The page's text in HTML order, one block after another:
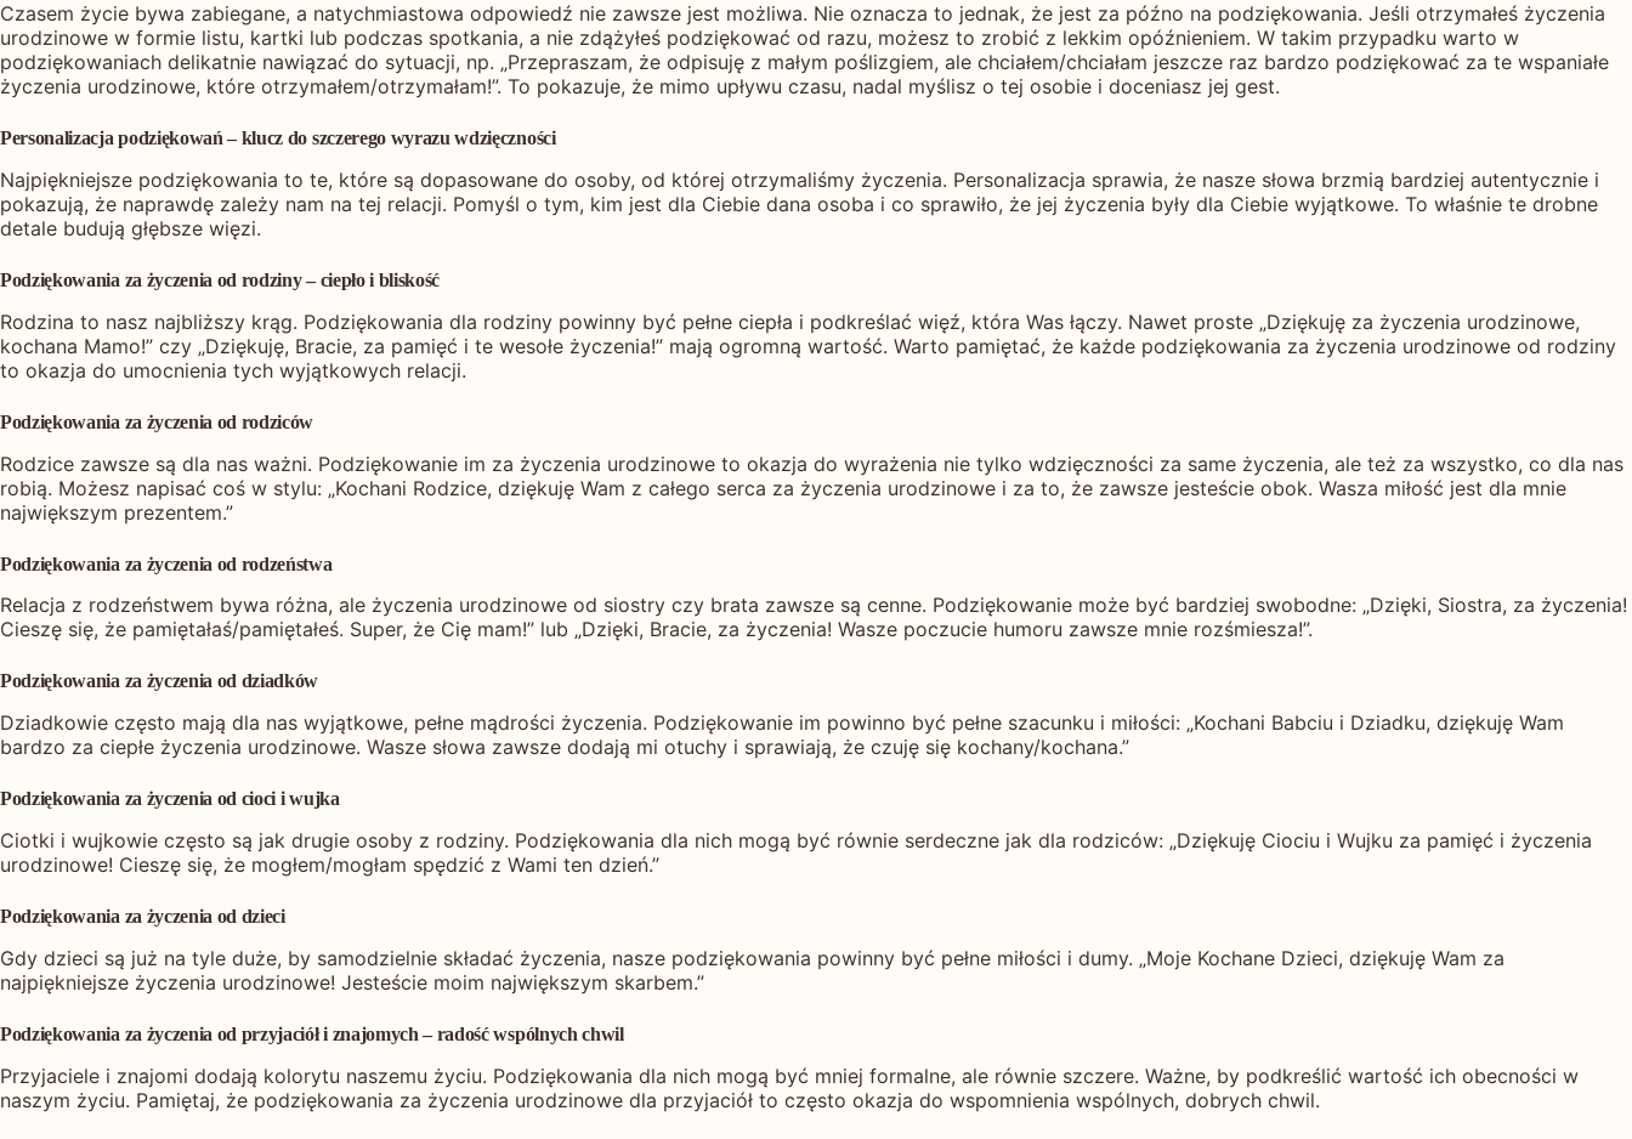
Czasem życie bywa zabiegane, a natychmiastowa odpowiedź nie zawsze jest możliwa. Nie oznacza to jednak, że jest za późno na podziękowania. Jeśli otrzymałeś życzenia
urodzinowe w formie listu, kartki lub podczas spotkania, a nie zdążyłeś podziękować od razu, możesz to zrobić z lekkim opóźnieniem. W takim przypadku warto w
podziękowaniach delikatnie nawiązać do sytuacji, np. „Przepraszam, że odpisuję z małym poślizgiem, ale chciałem/chciałam jeszcze raz bardzo podziękować za te wspaniałe
życzenia urodzinowe, które otrzymałem/otrzymałam!”. To pokazuje, że mimo upływu czasu, nadal myślisz o tej osobie i doceniasz jej gest.
Personalizacja podziękowań – klucz do szczerego wyrazu wdzięczności
Najpiękniejsze podziękowania to te, które są dopasowane do osoby, od której otrzymaliśmy życzenia. Personalizacja sprawia, że nasze słowa brzmią bardziej autentycznie i
pokazują, że naprawdę zależy nam na tej relacji. Pomyśl o tym, kim jest dla Ciebie dana osoba i co sprawiło, że jej życzenia były dla Ciebie wyjątkowe. To właśnie te drobne
detale budują głębsze więzi.
Podziękowania za życzenia od rodziny – ciepło i bliskość
Rodzina to nasz najbliższy krąg. Podziękowania dla rodziny powinny być pełne ciepła i podkreślać więź, która Was łączy. Nawet proste „Dziękuję za życzenia urodzinowe,
kochana Mamo!” czy „Dziękuję, Bracie, za pamięć i te wesołe życzenia!” mają ogromną wartość. Warto pamiętać, że każde podziękowania za życzenia urodzinowe od rodziny
to okazja do umocnienia tych wyjątkowych relacji.
Podziękowania za życzenia od rodziców
Rodzice zawsze są dla nas ważni. Podziękowanie im za życzenia urodzinowe to okazja do wyrażenia nie tylko wdzięczności za same życzenia, ale też za wszystko, co dla nas
robią. Możesz napisać coś w stylu: „Kochani Rodzice, dziękuję Wam z całego serca za życzenia urodzinowe i za to, że zawsze jesteście obok. Wasza miłość jest dla mnie
największym prezentem.”
Podziękowania za życzenia od rodzeństwa
Relacja z rodzeństwem bywa różna, ale życzenia urodzinowe od siostry czy brata zawsze są cenne. Podziękowanie może być bardziej swobodne: „Dzięki, Siostra, za życzenia!
Cieszę się, że pamiętałaś/pamiętałeś. Super, że Cię mam!” lub „Dzięki, Bracie, za życzenia! Wasze poczucie humoru zawsze mnie rozśmiesza!”.
Podziękowania za życzenia od dziadków
Dziadkowie często mają dla nas wyjątkowe, pełne mądrości życzenia. Podziękowanie im powinno być pełne szacunku i miłości: „Kochani Babciu i Dziadku, dziękuję Wam
bardzo za ciepłe życzenia urodzinowe. Wasze słowa zawsze dodają mi otuchy i sprawiają, że czuję się kochany/kochana.”
Podziękowania za życzenia od cioci i wujka
Ciotki i wujkowie często są jak drugie osoby z rodziny. Podziękowania dla nich mogą być równie serdeczne jak dla rodziców: „Dziękuję Ciociu i Wujku za pamięć i życzenia
urodzinowe! Cieszę się, że mogłem/mogłam spędzić z Wami ten dzień.”
Podziękowania za życzenia od dzieci
Gdy dzieci są już na tyle duże, by samodzielnie składać życzenia, nasze podziękowania powinny być pełne miłości i dumy. „Moje Kochane Dzieci, dziękuję Wam za
najpiękniejsze życzenia urodzinowe! Jesteście moim największym skarbem.”
Podziękowania za życzenia od przyjaciół i znajomych – radość wspólnych chwil
Przyjaciele i znajomi dodają kolorytu naszemu życiu. Podziękowania dla nich mogą być mniej formalne, ale równie szczere. Ważne, by podkreślić wartość ich obecności w
naszym życiu. Pamiętaj, że podziękowania za życzenia urodzinowe dla przyjaciół to często okazja do wspomnienia wspólnych, dobrych chwil.